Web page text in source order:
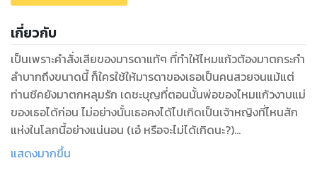
เกี่ยวกับ
เป็นเพราะคำสั่งเสียของมารดาแท้ๆ ที่ทำให้ไหมแก้วต้องมาตกระกำ
ลำบากถึงขนาดนี้ ก็ใครใช้ให้มารดาของเธอเป็นคนสวยจนแม้แต่
ท่านชีคยังมาตกหลุมรัก เดชะบุญที่ตอนนั้นพ่อของไหมแก้วงาบแม่
ของเธอได้ก่อน ไม่อย่างนั้นเธอคงได้ไปเกิดเป็นเจ้าหญิงที่ไหนสัก
แห่งในโลกนี้อย่างแน่นอน (เอ๋ หรือจะไม่ได้เกิดนะ?)
แต่แล้วจู่ๆ ฟ้าก็ผ่ากลางวันแสกๆ ท่านชีคคนนั้นดันไม่ยอมละความ
แสดงมากขึ้น